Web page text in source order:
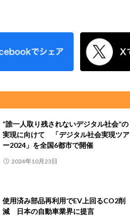
“誰一人取り残されないデジタル社会”の
実現に向けて 「デジタル社会実現ツア
ー2024」を全国6都市で開催
2024年10月23日
使用済み部品再利用でEV上回るCO2削
減 日本の自動車業界に提言